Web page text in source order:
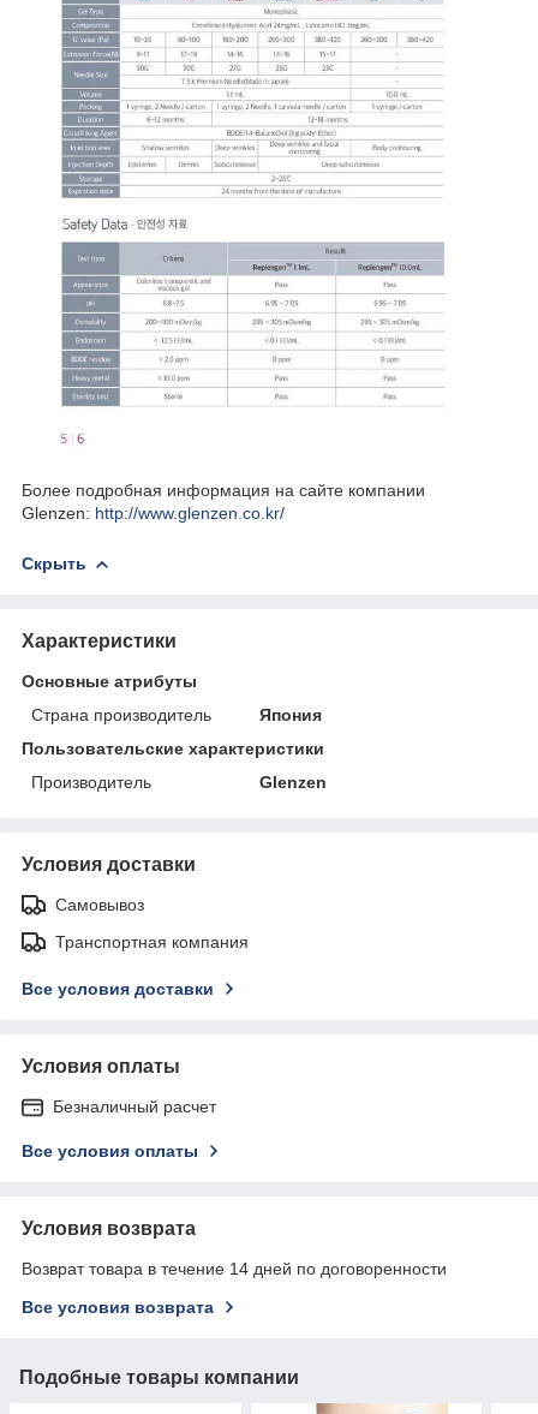
Более подробная информация на сайте компании
Glenzen: http://www.glenzen.co.kr/
Скрыть
Характеристики
Основные атрибуты
Страна производитель
Япония
Пользовательские характеристики
Производитель
Glenzen
Условия доставки
Самовывоз
Транспортная компания
Все условия доставки
Условия оплаты
Безналичный расчет
Все условия оплаты
Условия возврата
Возврат товара в течение 14 дней по договоренности
Все условия возврата
Подобные товары компании